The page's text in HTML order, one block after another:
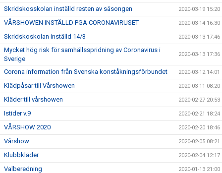
Skridskosskolan inställd resten av säsongen 2020-03-19 15:20
VÅRSHOWEN INSTÄLLD PGA CORONAVIRUSET 2020-03-14 16:30
Skridskoskolan inställd 14/3 2020-03-13 17:46
Mycket hög risk för samhällsspridning av Coronavirus i
Sverige
2020-03-13 17:36
Corona information från Svenska konståkningsförbundet 2020-03-12 14:01
Klädpåsar till Vårshowen 2020-03-11 08:20
Kläder till vårshowen 2020-02-27 20:53
Istider v.9 2020-02-21 18:24
VÅRSHOW 2020 2020-02-20 18:46
Vårshow 2020-02-05 08:21
Klubbkläder 2020-02-04 12:17
Valberedning 2020-01-13 21:00